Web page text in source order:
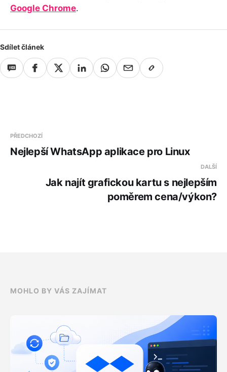
Google Chrome.
Sdílet článek
PŘEDCHOZÍ
Nejlepší WhatsApp aplikace pro Linux
DALŠÍ
Jak najít grafickou kartu s nejlepším
poměrem cena/výkon?
MOHLO BY VÁS ZAJÍMAT